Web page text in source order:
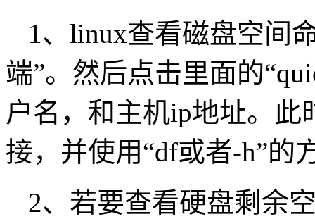
1、linux查看磁盘空间
端”。然后点击里面的
户名，和主机ip地址。
接，并使用“df或者-h”的
2、若要查看硬盘剩余